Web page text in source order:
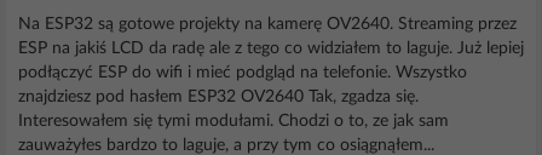
Na ESP32 są gotowe projekty na kamerę OV2640. Streaming przez
ESP na jakiś LCD da radę ale z tego co widziałem to laguje. Już lepiej
podłączyć ESP do wifi i mieć podgląd na telefonie. Wszystko
znajdziesz pod hasłem ESP32 OV2640 Tak, zgadza się.
Interesowałem się tymi modułami. Chodzi o to, ze jak sam
zauważyłes bardzo to laguje, a przy tym co osiągnąłem...